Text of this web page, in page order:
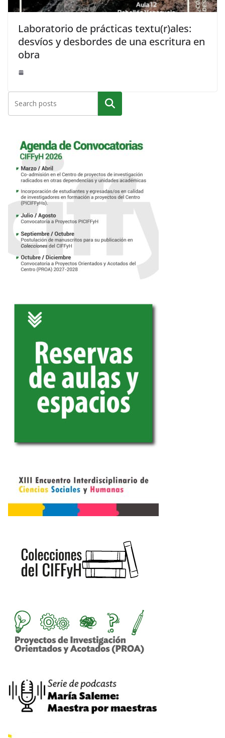
Laboratorio de prácticas textu(r)ales:
desvíos y desbordes de una escritura en
obra
Buscar